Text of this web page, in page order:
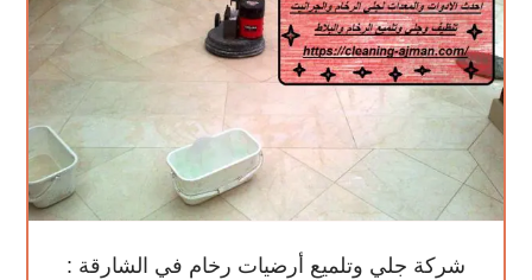
شركة جلي وتلميع أرضيات رخام في الشارقة :